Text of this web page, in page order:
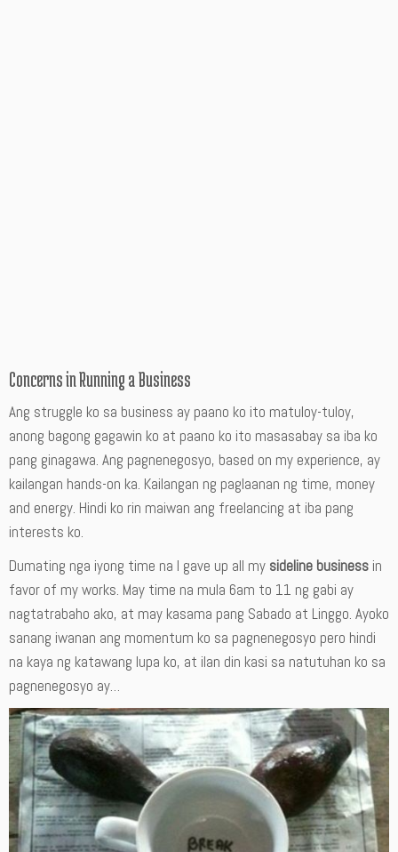
Concerns in Running a Business
Ang struggle ko sa business ay paano ko ito matuloy-tuloy,
anong bagong gagawin ko at paano ko ito masasabay sa iba ko
pang ginagawa. Ang pagnenegosyo, based on my experience, ay
kailangan hands-on ka. Kailangan ng paglaanan ng time, money
and energy. Hindi ko rin maiwan ang freelancing at iba pang
interests ko.
Dumating nga iyong time na I gave up all my sideline business in
favor of my works. May time na mula 6am to 11 ng gabi ay
nagtatrabaho ako, at may kasama pang Sabado at Linggo. Ayoko
sanang iwanan ang momentum ko sa pagnenegosyo pero hindi
na kaya ng katawang lupa ko, at ilan din kasi sa natutuhan ko sa
pagnenegosyo ay…